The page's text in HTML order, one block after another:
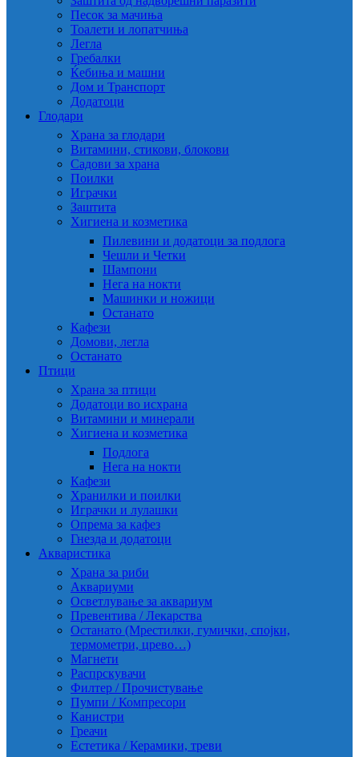
Песок за мачиња
Тоалети и лопатчиња
Легла
Гребалки
Ќебиња и машни
Дом и Транспорт
Додатоци
Глодари
Храна за глодари
Витамини, стикови, блокови
Садови за храна
Поилки
Играчки
Заштита
Хигиена и козметика
Пилевини и додатоци за подлога
Чешли и Четки
Шампони
Нега на нокти
Машинки и ножици
Останато
Кафези
Домови, легла
Останато
Птици
Храна за птици
Додатоци во исхрана
Витамини и минерали
Хигиена и козметика
Подлога
Нега на нокти
Кафези
Хранилки и поилки
Играчки и лулашки
Опрема за кафез
Гнезда и додатоци
Акваристика
Храна за риби
Аквариуми
Осветлување за аквариум
Превентива / Лекарства
Останато (Мрестилки, гумички, спојки,
термометри, црево…)
Магнети
Распрскувачи
Филтер / Прочистување
Пумпи / Компресори
Канистри
Греачи
Естетика / Керамики, треви